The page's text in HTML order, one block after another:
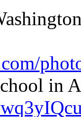
in